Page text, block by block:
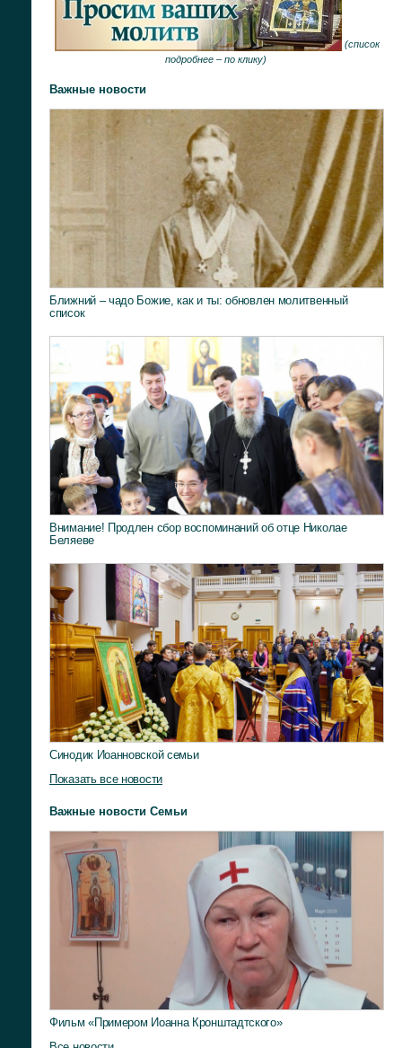
(список
подробнее – по клику)
Важные новости
Ближний – чадо Божие, как и ты: обновлен молитвенный
список
Внимание! Продлен сбор воспоминаний об отце Николае
Беляеве
Синодик Иоанновской семьи
Показать все новости
Важные новости Семьи
Фильм «Примером Иоанна Кронштадтского»